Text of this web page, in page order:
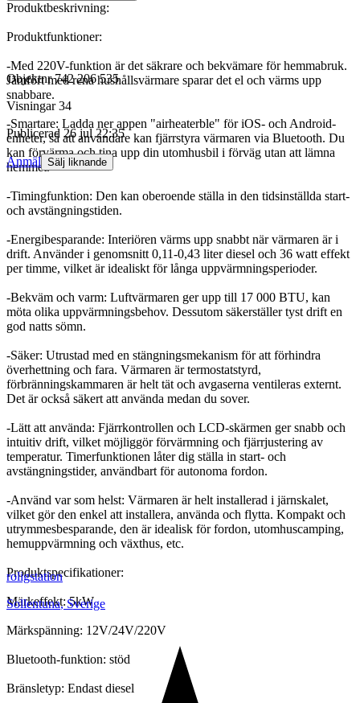
Produktbeskrivning:
Produktfunktioner:
-Med 220V-funktion är det säkrare och bekvämare för hemmabruk.
Jämfört med rena hushållsvärmare sparar det el och värms upp
snabbare.
-Smartare: Ladda ner appen "airheaterble" för iOS- och Android-
enheter, så att användare kan fjärrstyra värmaren via Bluetooth. Du
kan förvärma och tina upp din utomhusbil i förväg utan att lämna
hemmet.
-Timingfunktion: Den kan oberoende ställa in den tidsinställda start-
och avstängningstiden.
-Energibesparande: Interiören värms upp snabbt när värmaren är i
drift. Använder i genomsnitt 0,11-0,43 liter diesel och 36 watt effekt
per timme, vilket är idealiskt för långa uppvärmningsperioder.
-Bekväm och varm: Luftvärmaren ger upp till 17 000 BTU, kan
möta olika uppvärmningsbehov. Dessutom säkerställer tyst drift en
god natts sömn.
-Säker: Utrustad med en stängningsmekanism för att förhindra
överhettning och fara. Värmaren är termostatstyrd,
förbränningskammaren är helt tät och avgaserna ventileras externt.
Det är också säkert att använda medan du sover.
-Lätt att använda: Fjärrkontrollen och LCD-skärmen ger snabb och
intuitiv drift, vilket möjliggör förvärmning och fjärrjustering av
temperatur. Timerfunktionen låter dig ställa in start- och
avstängningstider, användbart för autonoma fordon.
-Använd var som helst: Värmaren är helt installerad i järnskalet,
vilket gör den enkel att installera, använda och flytta. Kompakt och
utrymmesbesparande, den är idealisk för fordon, utomhuscamping,
hemuppvärmning och växthus, etc.
Produktspecifikationer:
Märkeffekt: 5kW
Märkspänning: 12V/24V/220V
Bluetooth-funktion: stöd
Bränsletyp: Endast diesel
Objektnr 742 206 535
Visningar 34
Publicerad 26 jul 22:35
Anmäl Sälj liknande
roligstation
Sollentuna,Sverige